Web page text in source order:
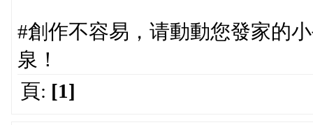
#創作不容易，请動動您發家的
泉！
頁: [1]